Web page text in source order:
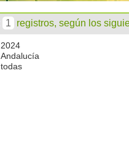
1 registros, según los
2024
Andalucía
todas